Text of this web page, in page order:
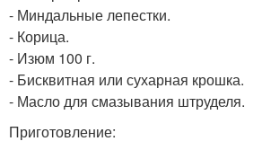
- Миндальные лепестки.
- Корица.
- Изюм 100 г.
- Бисквитная или сухарная крошка.
- Масло для смазывания штруделя.
Приготовление: